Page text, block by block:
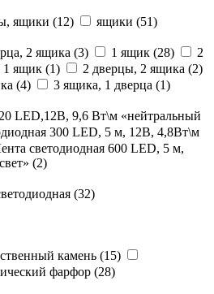
ящики (12) ящики (51)
2 ящика (3) 1 ящик (28)
2
1 ящик (1) 2 дверцы, 2 ящика (2)
(4) 3 ящика, 1 дверца (1)
LED,12В, 9,6 Вт\м «нейтральный
300 LED, 5 м, 12В, 4,8Вт\м
светодиодная 600 LED, 5 м,
(2)
(32)
камень (15)
фарфор (28)